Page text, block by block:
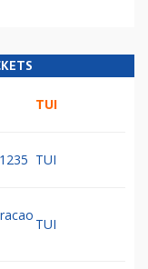
TUI
TUI
TUI